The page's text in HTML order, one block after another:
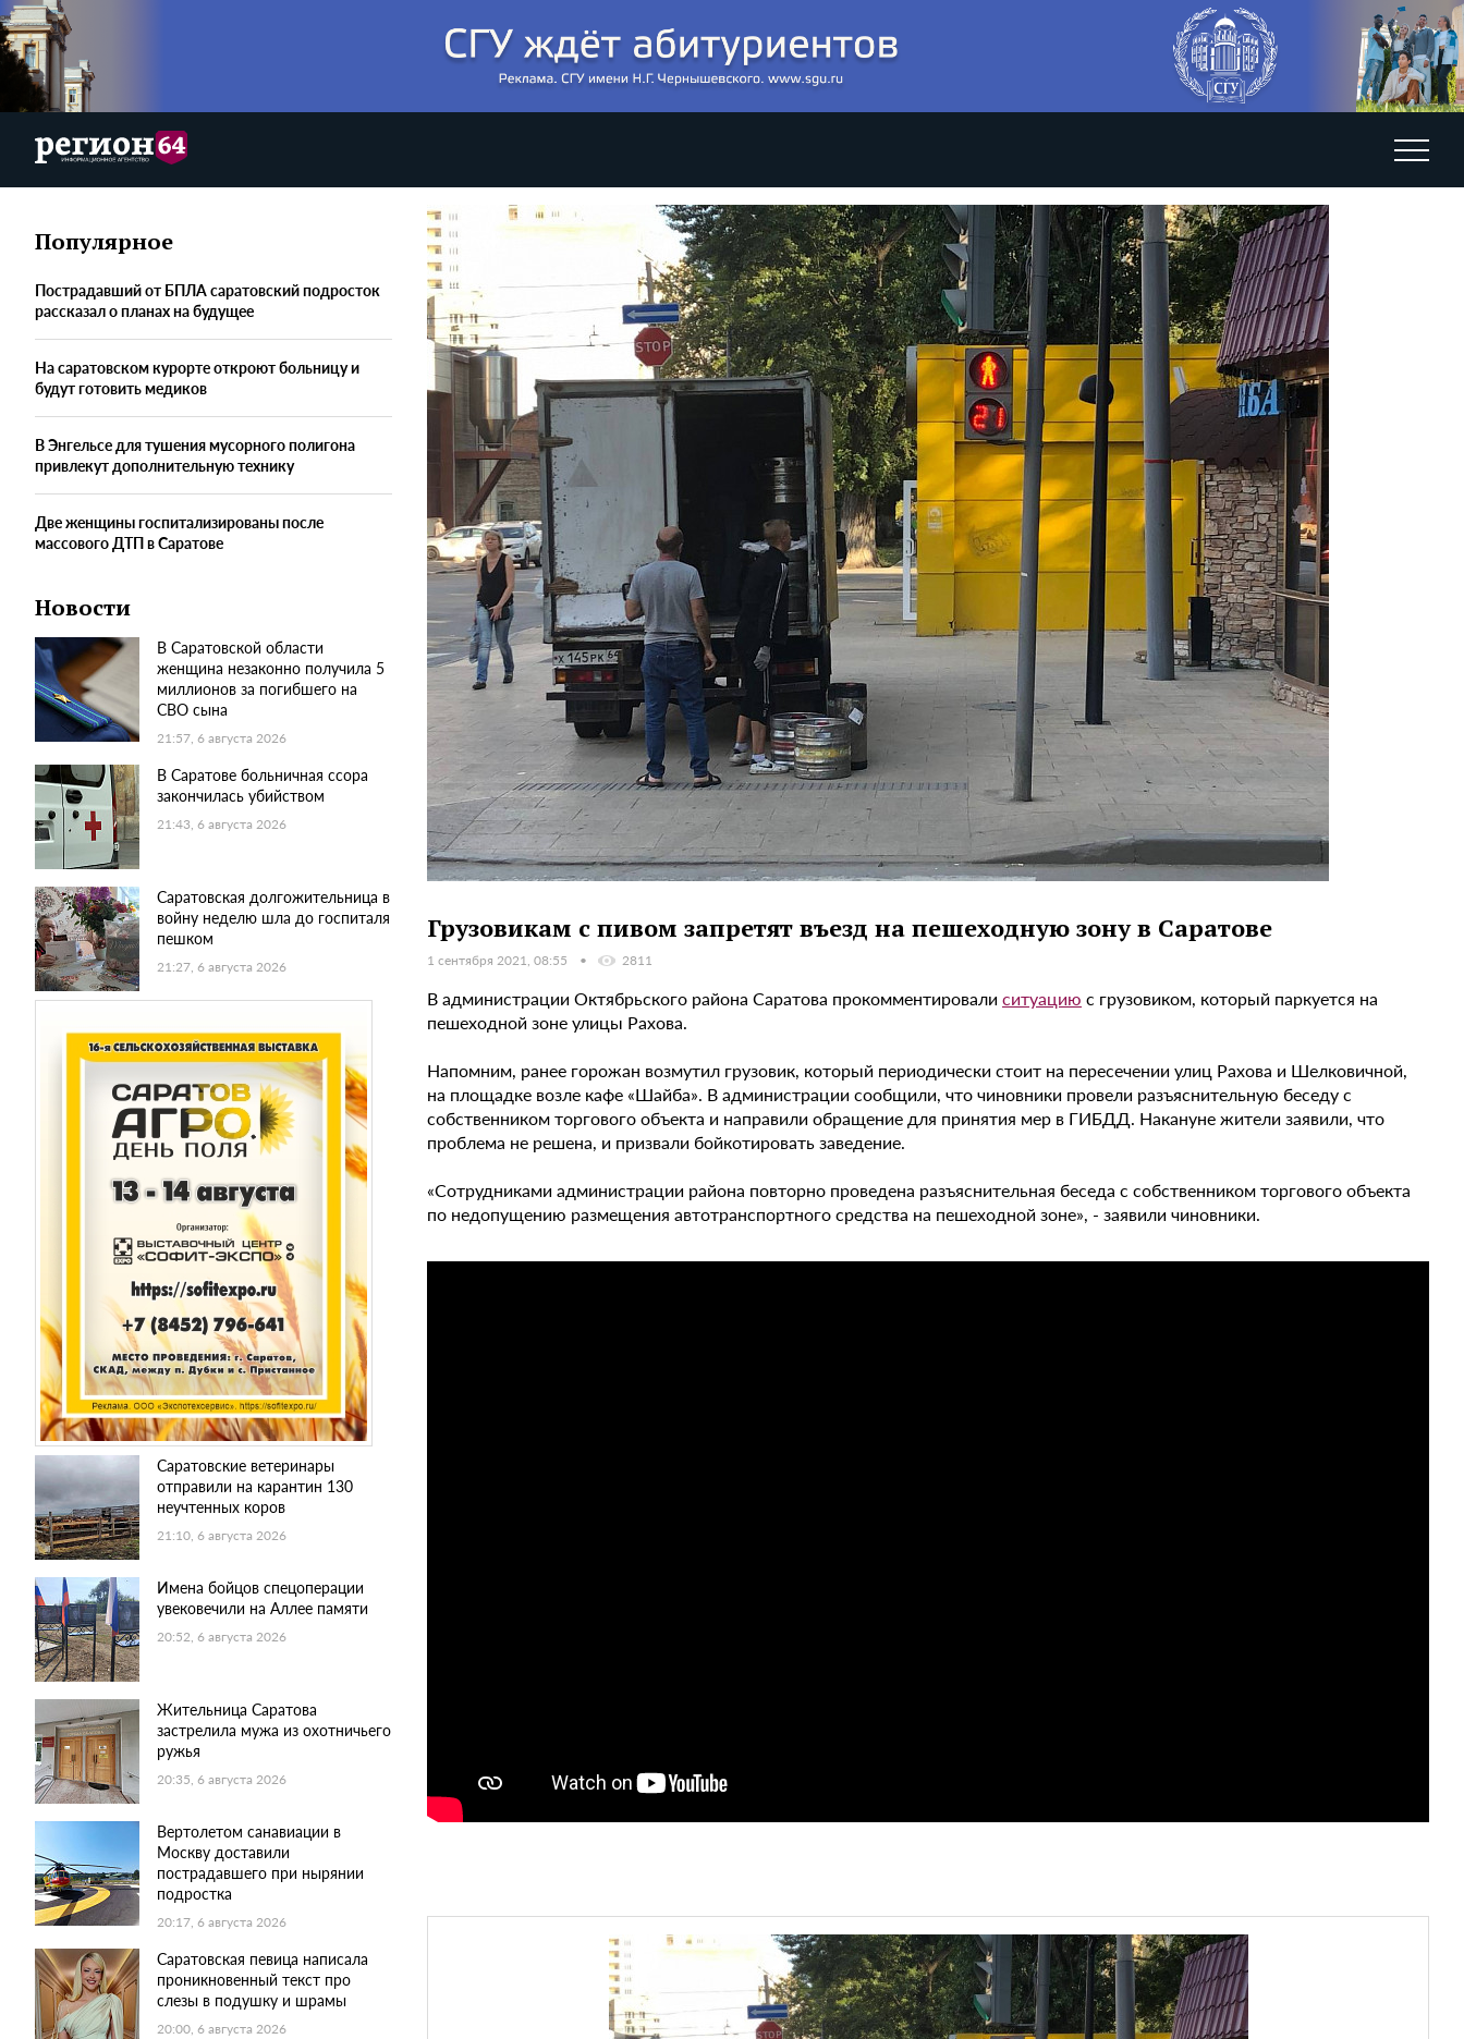
Популярное
Пострадавший от БПЛА саратовский подросток
рассказал о планах на будущее
На саратовском курорте откроют больницу и
будут готовить медиков
В Энгельсе для тушения мусорного полигона
привлекут дополнительную технику
Две женщины госпитализированы после
массового ДТП в Саратове
Новости
В Саратовской области
женщина незаконно получила 5
миллионов за погибшего на
СВО сына
21:57, 6 августа 2026
В Саратове больничная ссора
закончилась убийством
21:43, 6 августа 2026
Саратовская долгожительница в
войну неделю шла до госпиталя
пешком
21:27, 6 августа 2026
Саратовские ветеринары
отправили на карантин 130
неучтенных коров
21:10, 6 августа 2026
Имена бойцов спецоперации
увековечили на Аллее памяти
20:52, 6 августа 2026
Жительница Саратова
застрелила мужа из охотничьего
ружья
20:35, 6 августа 2026
Вертолетом санавиации в
Москву доставили
пострадавшего при нырянии
подростка
20:17, 6 августа 2026
Саратовская певица написала
проникновенный текст про
слезы в подушку и шрамы
20:00, 6 августа 2026
Грузовикам с пивом запретят въезд на пешеходную зону в Саратове
1 сентября 2021, 08:55 2811
В администрации Октябрьского района Саратова прокомментировали ситуацию с грузовиком, который паркуется на
пешеходной зоне улицы Рахова.
Напомним, ранее горожан возмутил грузовик, который периодически стоит на пересечении улиц Рахова и Шелковичной,
на площадке возле кафе «Шайба». В администрации сообщили, что чиновники провели разъяснительную беседу с
собственником торгового объекта и направили обращение для принятия мер в ГИБДД. Накануне жители заявили, что
проблема не решена, и призвали бойкотировать заведение.
«Сотрудниками администрации района повторно проведена разъяснительная беседа с собственником торгового объекта
по недопущению размещения автотранспортного средства на пешеходной зоне», - заявили чиновники.